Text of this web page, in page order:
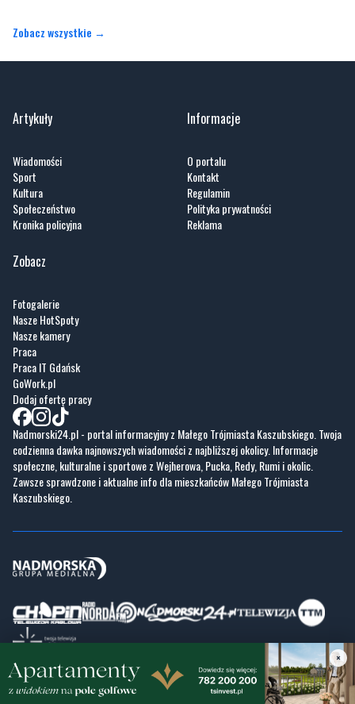
Zobacz wszystkie →
Artykuły
Wiadomości
Sport
Kultura
Społeczeństwo
Kronika policyjna
Informacje
O portalu
Kontakt
Regulamin
Polityka prywatności
Reklama
Zobacz
Fotogalerie
Nasze HotSpoty
Nasze kamery
Praca
Praca IT Gdańsk
GoWork.pl
Dodaj ofertę pracy
Nadmorski24.pl - portal informacyjny z Małego Trójmiasta Kaszubskiego. Twoja
codzienna dawka najnowszych wiadomości z najbliższej okolicy. Informacje
społeczne, kulturalne i sportowe z Wejherowa, Pucka, Redy, Rumi i okolic.
Zawsze sprawdzone i aktualne info dla mieszkańców Małego Trójmiasta
Kaszubskiego.
Copyrights © Nadmorski24.pl 2026 r.
Projekt i wykonaniePixlab.pl
×